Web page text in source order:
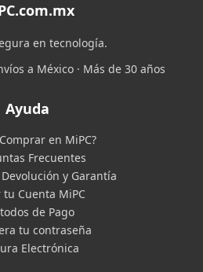
en tecnología.
a México · Más de 30 años
Ayuda
en MiPC?
Frecuentes
y Garantía
tu Cuenta MiPC
de Pago
tu contraseña
Electrónica